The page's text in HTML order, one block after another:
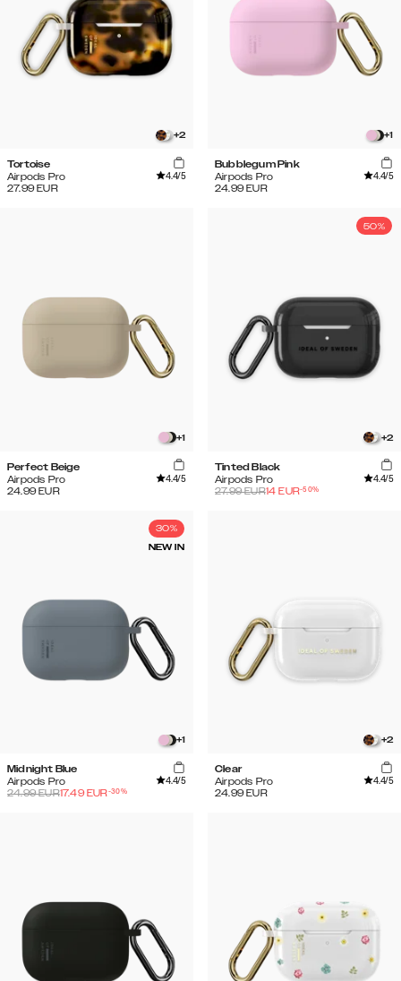
+2
Tortoise
Airpods Pro
4.4/5
27.99 EUR
+1
Bubblegum Pink
Airpods Pro
4.4/5
24.99 EUR
+1
Perfect Beige
Airpods Pro
4.4/5
24.99 EUR
50%
+2
Tinted Black
Airpods Pro
4.4/5
27.99EUR14 EUR-50%
30%
NEW IN
+1
Midnight Blue
Airpods Pro
4.4/5
24.99EUR17.49 EUR-30%
+2
Clear
Airpods Pro
4.4/5
24.99 EUR